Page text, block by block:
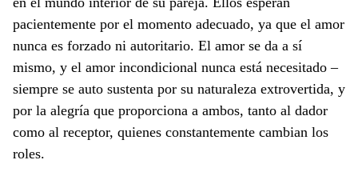
pacientemente por el momento adecuado, ya que el amor
nunca es forzado ni autoritario. El amor se da a sí
mismo, y el amor incondicional nunca está necesitado –
siempre se auto sustenta por su naturaleza extrovertida, y
por la alegría que proporciona a ambos, tanto al dador
como al receptor, quienes constantemente cambian los
roles.